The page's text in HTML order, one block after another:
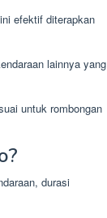
efektif diterapkan
lainnya yang
untuk rombongan
durasi